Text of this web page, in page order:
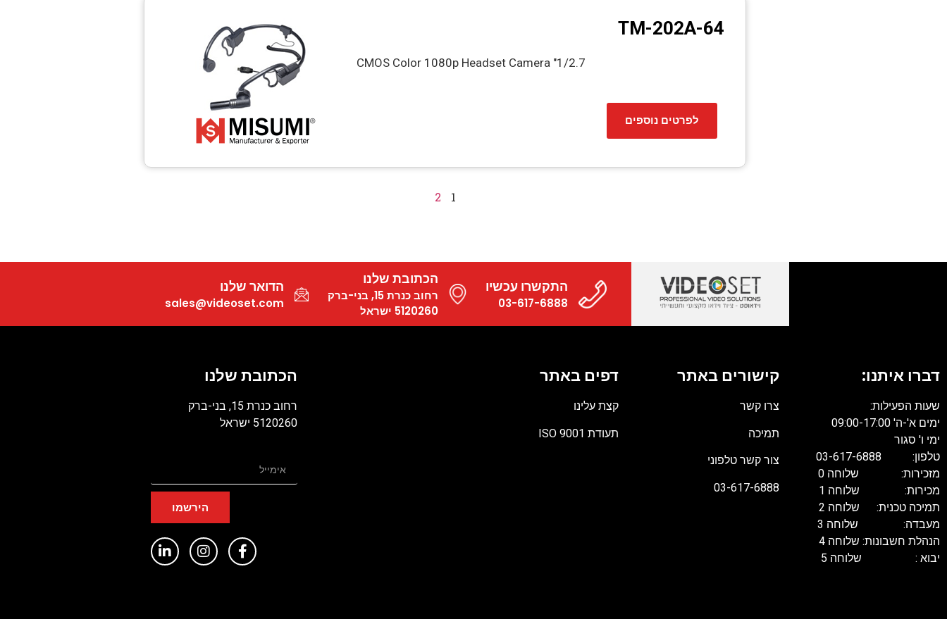
TM-202A-64
1/2.7" CMOS Color 1080p Headset Camera
לפרטים נוספים
1
2
התקשרו עכשיו
03-617-6888
הכתובת שלנו
רחוב כנרת 15, בני-ברק
5120260 ישראל
הדואר שלנו
sales@videoset.com
דברו איתנו:
שעות הפעילות:
ימים א'-ה' 09:00-17:00
ימי ו' סגור
טלפון: 03-617-6888
מזכירות: שלוחה 0
מכירות: שלוחה 1
תמיכה טכנית: שלוחה 2
מעבדה: שלוחה 3
הנהלת חשבונות: שלוחה 4
יבוא : שלוחה 5
קישורים באתר
צרו קשר
תמיכה
צור קשר טלפוני
03-617-6888
דפים באתר
קצת עלינו
תעודת ISO 9001
הכתובת שלנו
רחוב כנרת 15, בני-ברק
5120260 ישראל
הירשמו